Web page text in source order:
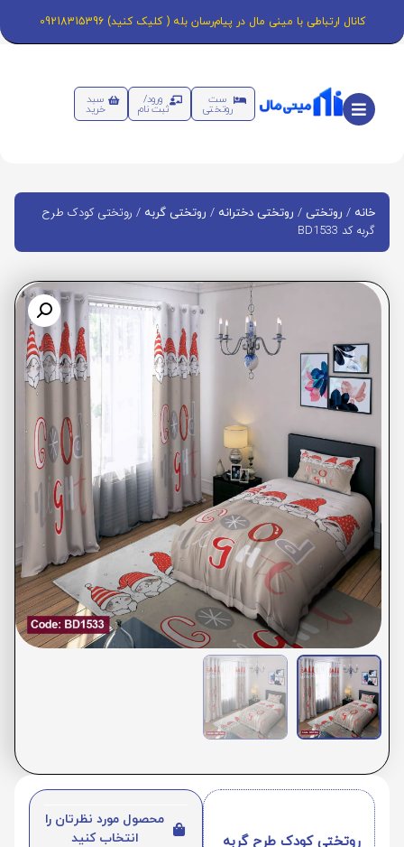
کانال ارتباطی با مینی مال در پیام‌رسان بله ( کلیک کنید) 09218315396
ست
روتختی
ورود/
ثبت نام
سبد
خرید
خانه / روتختی / روتختی دخترانه / روتختی گربه / روتختی کودک طرح
گربه کد BD1533
روتختی کودک طرح گربه
محصول مورد نظرتان را
انتخاب کنید